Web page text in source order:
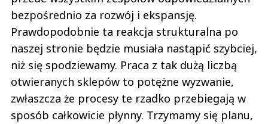
bezpośrednio za rozwój i ekspansję.
Prawdopodobnie ta reakcja strukturalna po
naszej stronie będzie musiała nastąpić szybciej,
niż się spodziewamy. Praca z tak dużą liczbą
otwieranych sklepów to potężne wyzwanie,
zwłaszcza że procesy te rzadko przebiegają w
sposób całkowicie płynny. Trzymamy się planu,